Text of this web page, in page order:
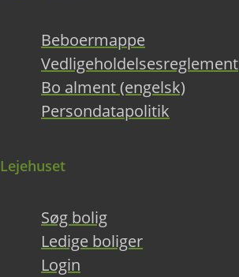
Beboermappe
Vedligeholdelsesreglement
Bo alment (engelsk)
Persondatapolitik
Lejehuset
Søg bolig
Ledige boliger
Login